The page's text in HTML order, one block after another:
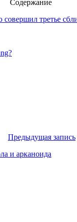
Содержание
третье
Предыдущая запись
и арканоида